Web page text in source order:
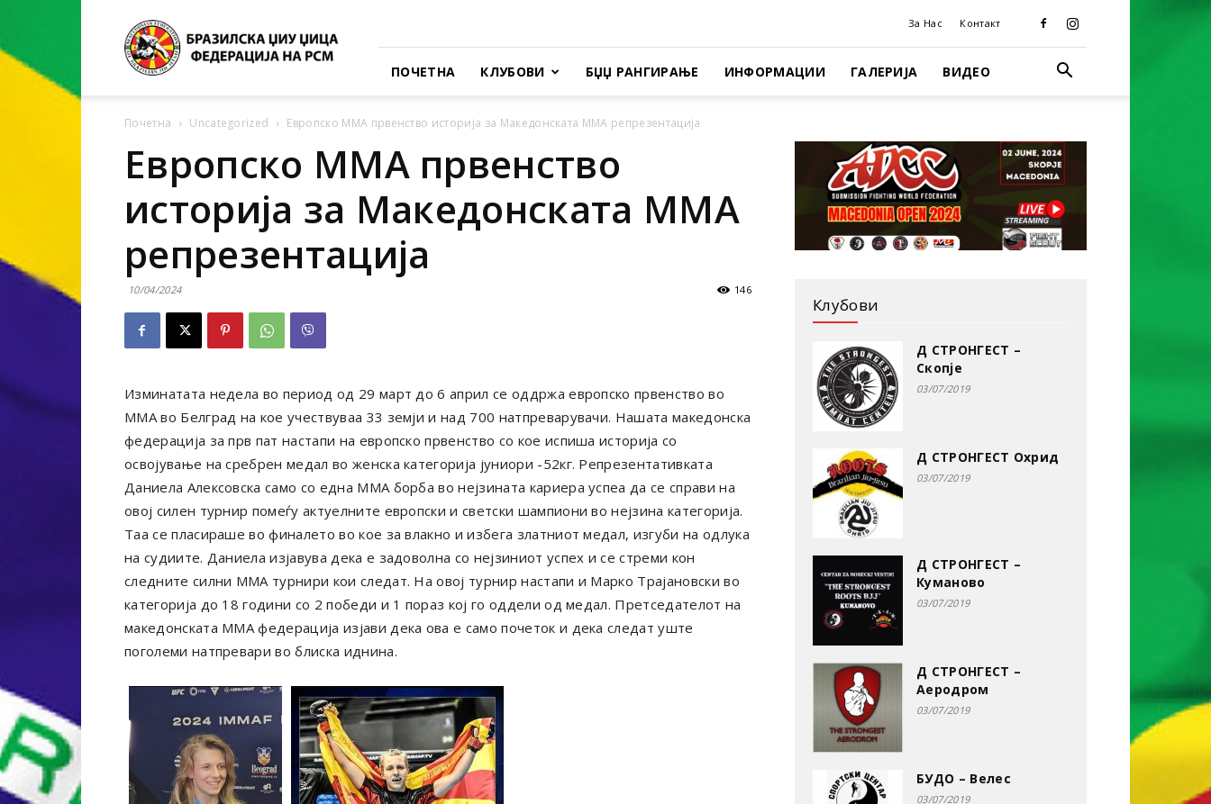
–
Федерација
За Нас Контакт
ПОЧЕТНА КЛУБОВИ БЏЏ РАНГИРАЊЕ ИНФОРМАЦИИ ГАЛЕРИЈА ВИДЕО
Почетна Uncategorized Европско ММА првенство историја за Македонската ММА репрезентација
Европско ММА првенство
историја за Македонската ММА
репрезентација
10/04/2024 146
Изминатата недела во период од 29 март до 6 април се оддржа европско првенство во
ММА во Белград на кое учествуваа 33 земји и над 700 натпреварувачи. Нашата македонска
федерација за прв пат настапи на европско првенство со кое испиша историја со
освојување на сребрен медал во женска категорија јуниори -52кг. Репрезентативката
Даниела Алексовска само со една ММА борба во нејзината кариера успеа да се справи на
овој силен турнир помеѓу актуелните европски и светски шампиони во нејзина категорија.
Таа се пласираше во финалето во кое за влакно и избега златниот медал, изгуби на одлука
на судиите. Даниела изјавува дека е задоволна со нејзиниот успех и се стреми кон
следните силни ММА турнири кои следат. На овој турнир настапи и Марко Трајановски во
категорија до 18 години со 2 победи и 1 пораз кој го оддели од медал. Претседателот на
македонската ММА федерација изјави дека ова е само почеток и дека следат уште
поголеми натпревари во блиска иднина.
Клубови
Д СТРОНГЕСТ –
Скопје
03/07/2019
Д СТРОНГЕСТ Охрид
03/07/2019
Д СТРОНГЕСТ –
Куманово
03/07/2019
Д СТРОНГЕСТ –
Аеродром
03/07/2019
БУДО – Велес
03/07/2019